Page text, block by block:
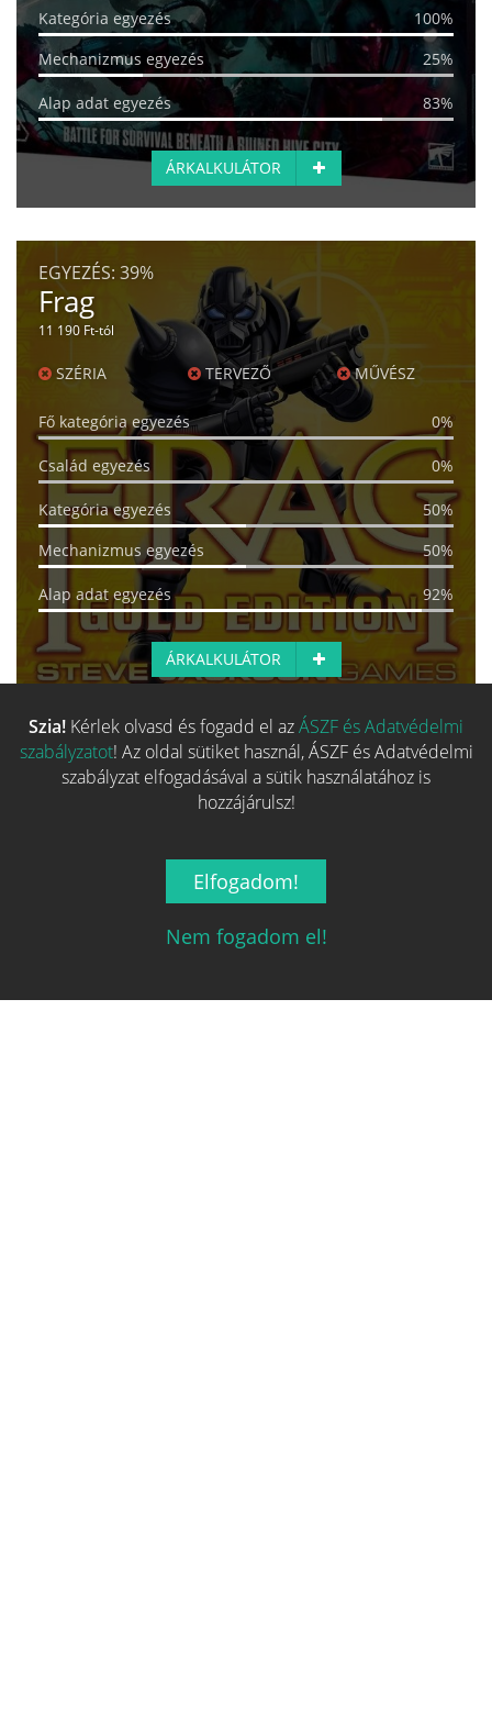
Kategória egyezés
100%
Mechanizmus egyezés
25%
Alap adat egyezés 83%
ÁRKALKULÁTOR
EGYEZÉS: 39%
Frag
11 190 Ft-tól
SZÉRIA TERVEZŐ MŰVÉSZ
Fő kategória egyezés 0%
Család egyezés 0%
Kategória egyezés
50%
Mechanizmus egyezés
50%
Alap adat egyezés 92%
ÁRKALKULÁTOR
Több hasonló játék keresése
Szia! Kérlek olvasd és fogadd el azÁSZF és Adatvédelmi
szabályzatot! Az oldal sütiket használ, ÁSZF és Adatvédelmi
szabályzat elfogadásával a sütik használatához is
hozzájárulsz!
Elfogadom!
Nem fogadom el!